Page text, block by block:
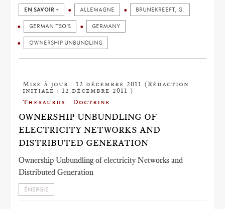
EN SAVOIR + ALLEMAGNE BRUNEKREEFT, G.
GERMAN TSO’S GERMANY
OWNERSHIP UNBUNDLING
Mise à jour : 12 décembre 2011 (Rédaction
initiale : 12 décembre 2011 )
Thesaurus : Doctrine
OWNERSHIP UNBUNDLING OF
ELECTRICITY NETWORKS AND
DISTRIBUTED GENERATION
Ownership Unbundling of electricity Networks and
Distributed Generation
ÉNERGIE